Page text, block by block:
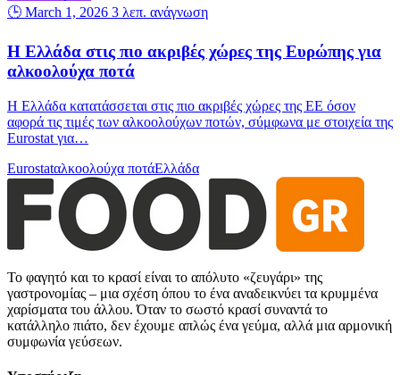
🕒 March 1, 2026 3 λεπ. ανάγνωση
Η Ελλάδα στις πιο ακριβές χώρες της Ευρώπης για
αλκοολούχα ποτά
Η Ελλάδα κατατάσσεται στις πιο ακριβές χώρες της ΕΕ όσον
αφορά τις τιμές των αλκοολούχων ποτών, σύμφωνα με στοιχεία της
Eurostat για…
Eurostatαλκοολούχα ποτάΕλλάδα
Το φαγητό και το κρασί είναι το απόλυτο «ζευγάρι» της
γαστρονομίας – μια σχέση όπου το ένα αναδεικνύει τα κρυμμένα
χαρίσματα του άλλου. Όταν το σωστό κρασί συναντά το
κατάλληλο πιάτο, δεν έχουμε απλώς ένα γεύμα, αλλά μια αρμονική
συμφωνία γεύσεων.